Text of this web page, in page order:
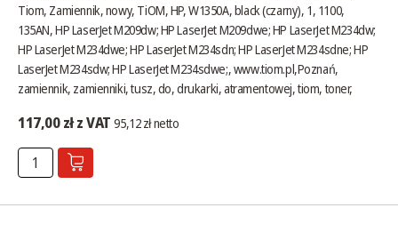
Tiom, Zamiennik, nowy, TiOM, HP, W1350A, black (czarny), 1, 1100,
135AN, HP LaserJet M209dw; HP LaserJet M209dwe; HP LaserJet M234dw;
HP LaserJet M234dwe; HP LaserJet M234sdn; HP LaserJet M234sdne; HP
LaserJet M234sdw; HP LaserJet M234sdwe;,www.tiom.pl,Poznań,
zamiennik, zamienniki, tusz, do, drukarki, atramentowej, tiom, toner,
117,00 zł z VAT 95,12 zł netto